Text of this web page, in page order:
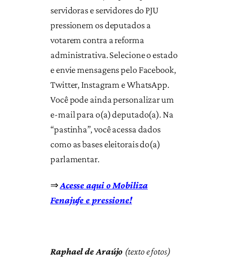
servidoras e servidores do PJU
pressionem os deputados a
votarem contra a reforma
administrativa. Selecione o estado
e envie mensagens pelo Facebook,
Twitter, Instagram e WhatsApp.
Você pode ainda personalizar um
e-mail para o(a) deputado(a). Na
“pastinha”, você acessa dados
como as bases eleitorais do(a)
parlamentar.
⇒Acesse aqui o Mobiliza
Fenajufe e pressione!
Raphael de Araújo (texto e fotos)